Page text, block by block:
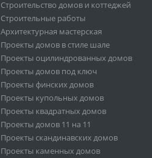
Строительство домов и коттеджей
Строительные работы
Архитектурная мастерская
Проекты домов в стиле шале
Проекты оцилиндрованных домов
Проекты домов под ключ
Проекты финских домов
Проекты купольных домов
Проекты квадратных домов
Проекты домов 11 на 11
Проекты скандинавских домов
Проекты каменных домов